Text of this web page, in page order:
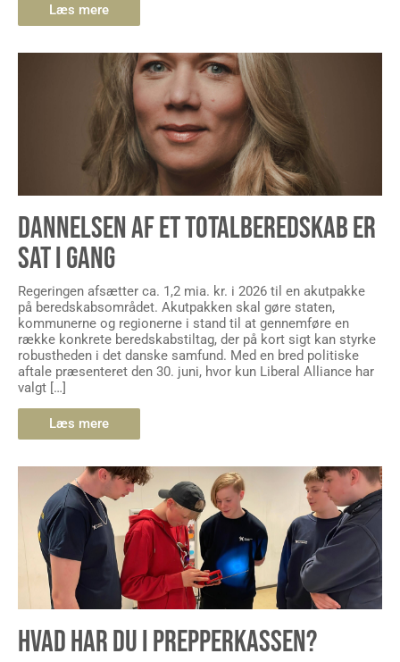
Læs mere
DANNELSEN AF ET TOTALBEREDSKAB ER
SAT I GANG
Regeringen afsætter ca. 1,2 mia. kr. i 2026 til en akutpakke
på beredskabsområdet. Akutpakken skal gøre staten,
kommunerne og regionerne i stand til at gennemføre en
række konkrete beredskabstiltag, der på kort sigt kan styrke
robustheden i det danske samfund. Med en bred politiske
aftale præsenteret den 30. juni, hvor kun Liberal Alliance har
valgt […]
Læs mere
HVAD HAR DU I PREPPERKASSEN?